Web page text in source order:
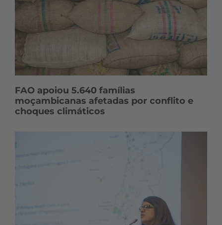
FAO apoiou 5.640 famílias
moçambicanas afetadas por conflito e
choques climáticos